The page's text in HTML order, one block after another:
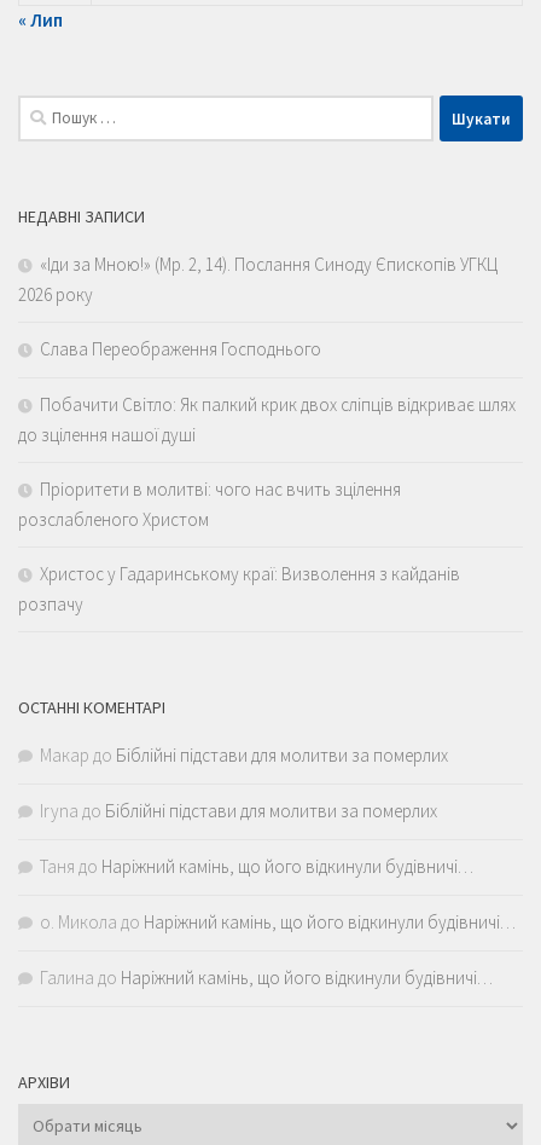
« Лип
Пошук:
НЕДАВНІ ЗАПИСИ
«Іди за Мною!» (Мр. 2, 14). Послання Синоду Єпископів УГКЦ
2026 року
Слава Переображення Господнього
Побачити Світло: Як палкий крик двох сліпців відкриває шлях
до зцілення нашої душі
Пріоритети в молитві: чого нас вчить зцілення
розслабленого Христом
Христос у Гадаринському краї: Визволення з кайданів
розпачу
ОСТАННІ КОМЕНТАРІ
Макар до Біблійні підстави для молитви за померлих
Iryna до Біблійні підстави для молитви за померлих
Таня до Наріжний камінь, що його відкинули будівничі…
о. Микола до Наріжний камінь, що його відкинули будівничі…
Галина до Наріжний камінь, що його відкинули будівничі…
АРХІВИ
Архіви